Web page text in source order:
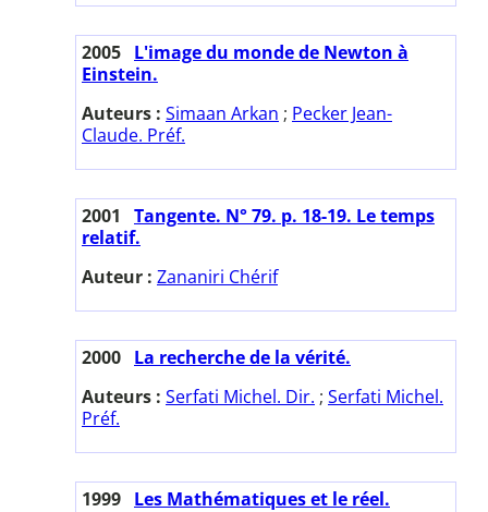
2005 L'image du monde de Newton à
Einstein.
Auteurs : Simaan Arkan ; Pecker Jean-
Claude. Préf.
2001
Tangente. N° 79. p. 18-19. Le temps
relatif.
Auteur : Zananiri Chérif
2000 La recherche de la vérité.
Auteurs : Serfati Michel. Dir. ; Serfati Michel.
Préf.
1999 Les Mathématiques et le réel.